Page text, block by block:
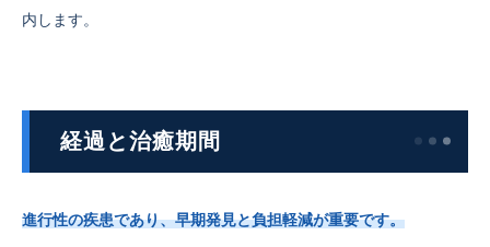
内します。
経過と治癒期間
進行性の疾患であり、早期発見と負担軽減が重要です。